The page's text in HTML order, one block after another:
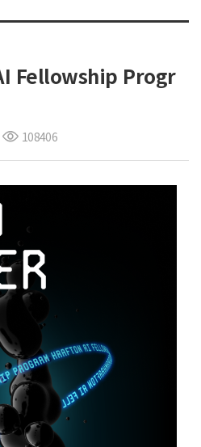
Fellowship Progr
108406